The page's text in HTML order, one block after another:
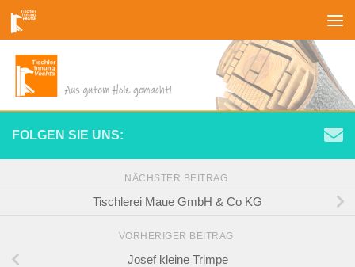
Zum Inhalt springen
FOLGEN SIE UNS:
NÄCHSTER BEITRAG
Tischlerei Maue GmbH & Co KG
VORHERIGER BEITRAG
Josef kleine Trimpe